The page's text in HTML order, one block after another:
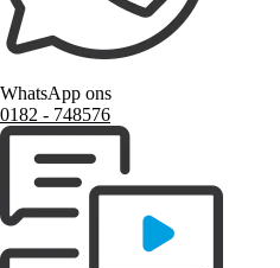
WhatsApp ons
0182 ‑ 748576